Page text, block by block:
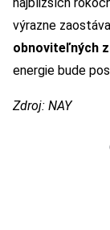
výrazne
obnoviteľných
energie bude
Zdroj: NAY